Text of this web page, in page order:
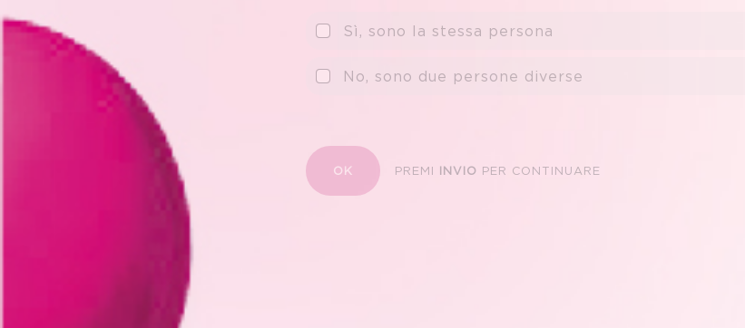
Sì, sono la stessa persona
No, sono due persone diverse
OK PREMI INVIO PER CONTINUARE